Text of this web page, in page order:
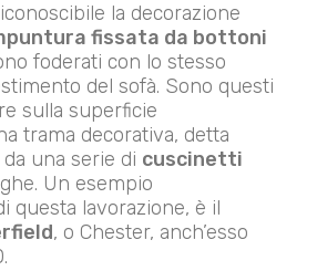
la decorazione
fissata da bottoni
foderati con lo stesso
del sofà. Sono questi
sulla superficie
trama decorativa, detta
da una serie di cuscinetti
Un esempio
questa lavorazione, è il
, o Chester, anch’esso